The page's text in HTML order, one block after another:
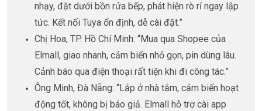
nhạy, đặt dưới bồn rửa bếp, phát hiện rò rỉ ngay lập
tức. Kết nối Tuya ổn định, dễ cài đặt.”
Chị Hoa, TP. Hồ Chí Minh: “Mua qua Shopee của
Elmall, giao nhanh, cảm biến nhỏ gọn, pin dùng lâu.
Cảnh báo qua điện thoại rất tiện khi đi công tác.”
Ông Minh, Đà Nẵng: “Lắp ở nhà tắm, cảm biến hoạt
động tốt, không bị báo giả. Elmall hỗ trợ cài app